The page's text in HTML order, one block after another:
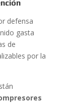
defensa
gasta
de
por la